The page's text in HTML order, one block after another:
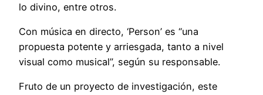
lo divino, entre otros.
Con música en directo, ‘Person’ es “una
propuesta potente y arriesgada, tanto a nivel
visual como musical”, según su responsable.
Fruto de un proyecto de investigación, este